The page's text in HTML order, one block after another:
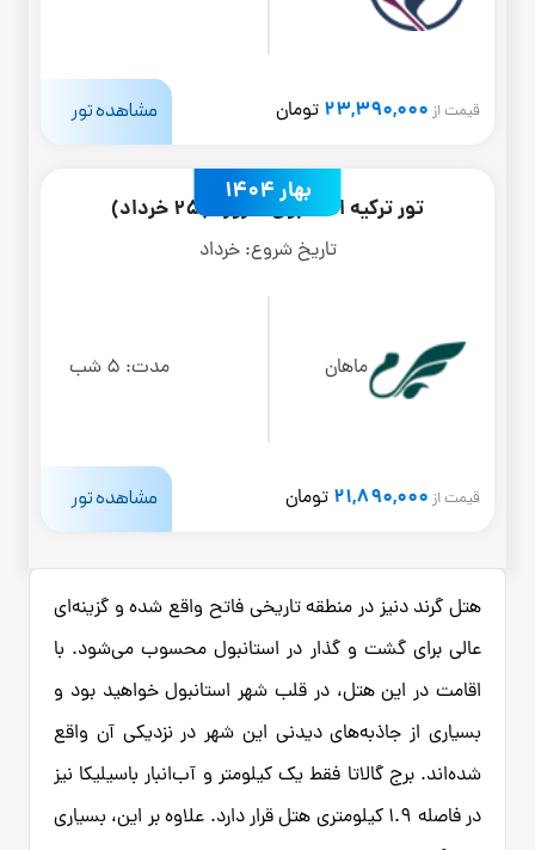
قیمت از 23,390,000 تومان مشاهده تور
بهار 1404
تور ترکیه استانبول 6 روزه (25 خرداد)
تاریخ شروع: خرداد
ماهان مدت: 5 شب
قیمت از 21,890,000 تومان مشاهده تور
هتل گرند دنیز در منطقه تاریخی فاتح واقع شده و گزینه‌ای
عالی برای گشت و گذار در استانبول محسوب می‌شود. با
اقامت در این هتل، در قلب شهر استانبول خواهید بود و
بسیاری از جاذبه‌های دیدنی این شهر در نزدیکی آن واقع
شده‌اند. برج گالاتا فقط یک کیلومتر و آب‌انبار باسیلیکا نیز
در فاصله ۱.۹ کیلومتری هتل قرار دارد. علاوه بر این، بسیاری